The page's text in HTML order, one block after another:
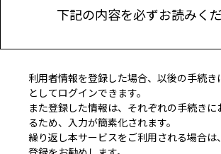
下記の内容を必ずお読みくだ
利用者情報を登録した場合、以後の手続き
としてログインできます。
また登録した情報は、それぞれの手続きに
るため、入力が簡素化されます。
繰り返し本サービスをご利用される場合は